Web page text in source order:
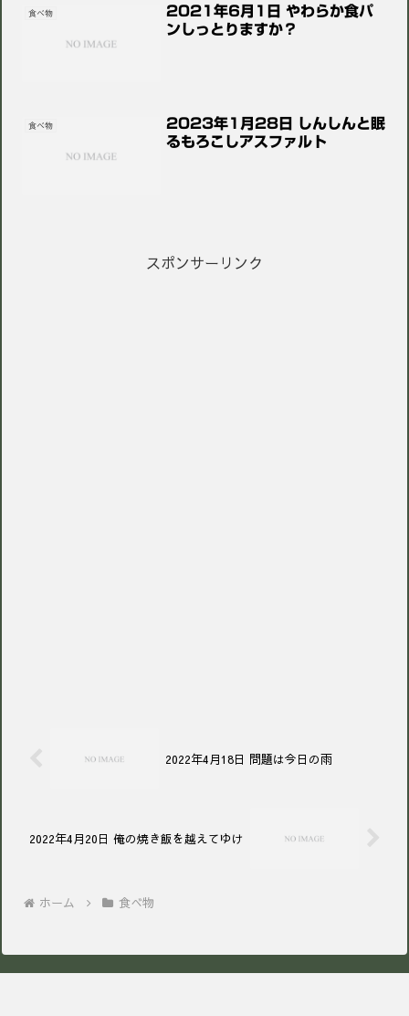
食べ物
2021年6月1日 やわらか食パ
ンしっとりますか？
食べ物
2023年1月28日 しんしんと眠
るもろこしアスファルト
スポンサーリンク
2022年4月18日 問題は今日の雨
2022年4月20日 俺の焼き飯を越えてゆけ
ホーム 食べ物